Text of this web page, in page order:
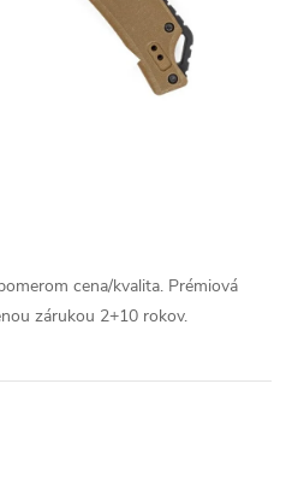
cena/kvalita. Prémiová
zárukou 2+10 rokov.